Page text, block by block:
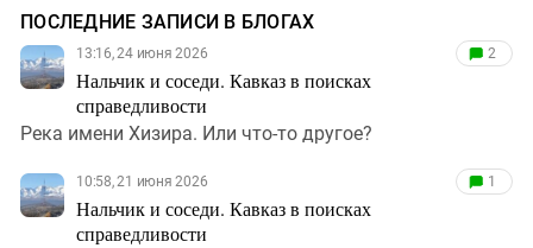
ПОСЛЕДНИЕ ЗАПИСИ В БЛОГАХ
13:16, 24 июня 2026
Нальчик и соседи. Кавказ в поисках
справедливости
2
Река имени Хизира. Или что-то другое?
10:58, 21 июня 2026
Нальчик и соседи. Кавказ в поисках
справедливости
1